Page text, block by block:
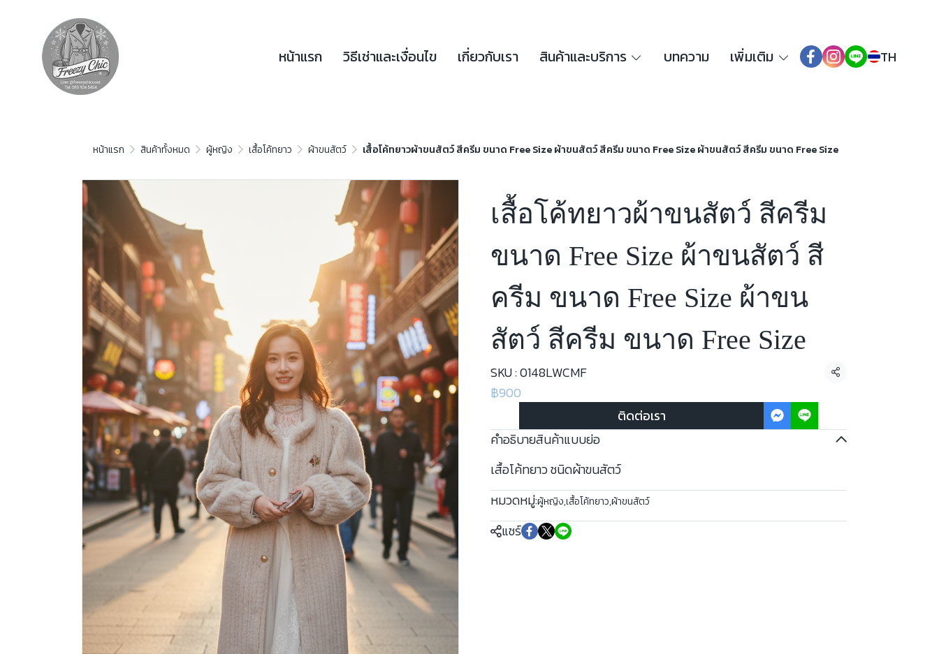
หน้าแรก วิธีเช่าและเงื่อนไข เกี่ยวกับเรา สินค้าและบริการ บทความ เพิ่มเติม TH
หน้าแรก สินค้าทั้งหมด ผู้หญิง เสื้อโค้ทยาว ผ้าขนสัตว์ เสื้อโค้ทยาวผ้าขนสัตว์ สีครีม ขนาด Free Size ผ้าขนสัตว์ สีครีม ขนาด Free Size ผ้าขนสัตว์ สีครีม ขนาด Free Size
เสื้อโค้ทยาวผ้าขนสัตว์ สีครีม
ขนาด Free Size ผ้าขนสัตว์ สี
ครีม ขนาด Free Size ผ้าขน
สัตว์ สีครีม ขนาด Free Size
SKU : 0148LWCMF แชร์
฿900
ติดต่อเรา
คำอธิบายสินค้าแบบย่อ
เสื้อโค้ทยาว ชนิดผ้าขนสัตว์
หมวดหมู่:ผู้หญิง,เสื้อโค้ทยาว,ผ้าขนสัตว์
แชร์